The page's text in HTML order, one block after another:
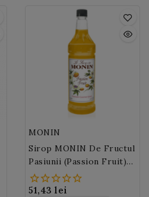
MONIN
Sirop MONIN De Fructul
Pasiunii (Passion Fruit)
700ml
51,43 lei